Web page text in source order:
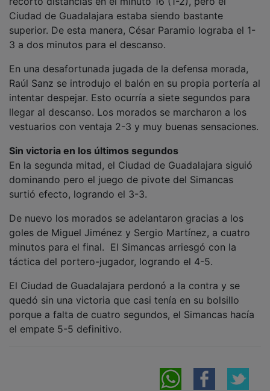
Ciudad de Guadalajara estaba siendo bastante
superior. De esta manera, César Paramio lograba el 1-
3 a dos minutos para el descanso.
Raúl Sanz se introdujo el balón en su propia portería al
intentar despejar. Esto ocurría a siete segundos para
llegar al descanso. Los morados se marcharon a los
vestuarios con ventaja 2-3 y muy buenas sensaciones.
En la segunda mitad, el Ciudad de Guadalajara siguió
dominando pero el juego de pivote del Simancas
surtió efecto, logrando el 3-3.
goles de Miguel Jiménez y Sergio Martínez, a cuatro
minutos para el final. El Simancas arriesgó con la
táctica del portero-jugador, logrando el 4-5.
quedó sin una victoria que casi tenía en su bolsillo
porque a falta de cuatro segundos, el Simancas hacía
el empate 5-5 definitivo.